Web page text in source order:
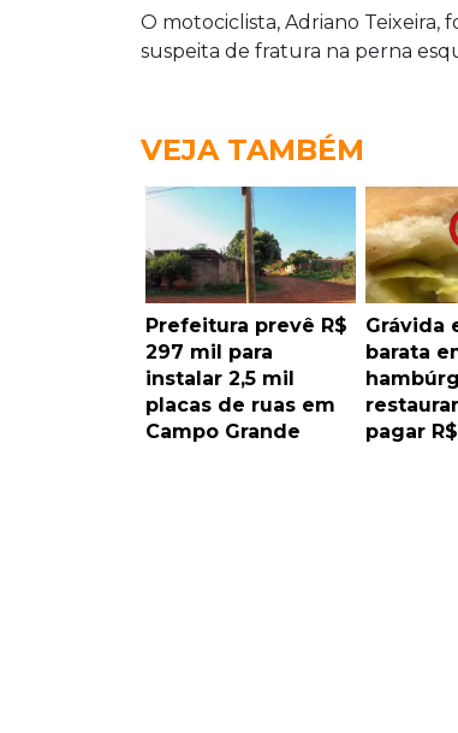
O motociclista, Adriano Teixeira,
suspeita de fratura na perna
VEJA TAMBÉM
Prefeitura prevê R$
297 mil para
instalar 2,5 mil
placas de ruas em
Campo Grande
Grávida
barata
pagar